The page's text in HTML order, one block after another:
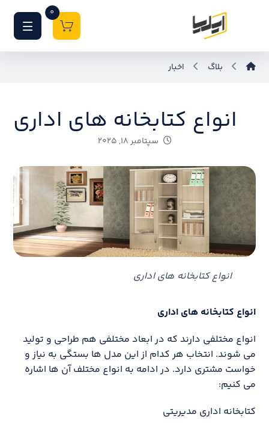
0
بلاگ اخبار
انواع کتابخانه های اداری
سپتامبر ۱۸, ۲۰۲۵
انواع کتابخانه های اداری
انواع کتابخانه های اداری
انواع مختلفی دارند که در ابعاد مختلفی هم طراحی و تولید
می شوند. انتخاب هر کدام از این مدل ها بستگی به نیاز و
خواست مشتری دارد. در ادامه به انواع مختلف آن ها اشاره
می کنیم:
کتابخانه اداری مدیریتی